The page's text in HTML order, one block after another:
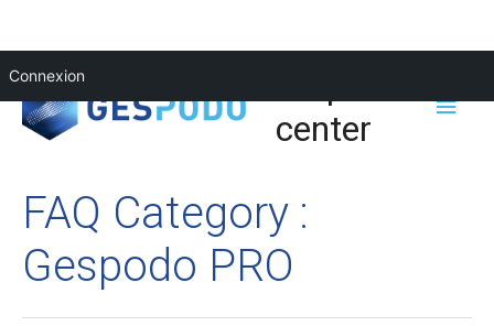
Connexion
center
FAQ Category :
Gespodo PRO